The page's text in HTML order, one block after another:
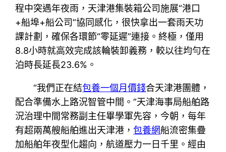
程中突遇年夜雨，天津港集裝箱公司施展“港口
+船埠+船公司”協同感化，很快拿出一套雨天功
課計劃，確保各環節“零延遲”連接。終極，僅用
8.8小時就高效完成該輪裝卸義務，較以往均勻在
泊時長延長23.6%。
“我們正在結包養一個月價錢合天津港團體，
配合準備水上路況智管中間。”天津海事局船舶路
況治理中間常務副主任畢學軍先容，今朝，每年
有超兩萬艘船舶進出天津港，包養網船流密集疊
加船舶年夜型化趨向，航道壓力一日千里。經由